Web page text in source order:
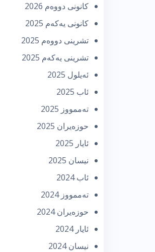
كانونی دووه‌م 2026
كانونی یه‌كه‌م 2025
تشرینی دووه‌م 2025
تشرینی یه‌كه‌م 2025
ئه‌یلول 2025
ئاب 2025
تەممووز 2025
حوزه‌یران 2025
ئایار 2025
نیسان 2025
ئاب 2024
تەممووز 2024
حوزه‌یران 2024
ئایار 2024
نیسان 2024